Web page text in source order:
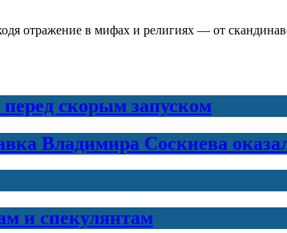
отражение в мифах и религиях — от
скорым запуском
Владимира Соскиева
и спекулянтам